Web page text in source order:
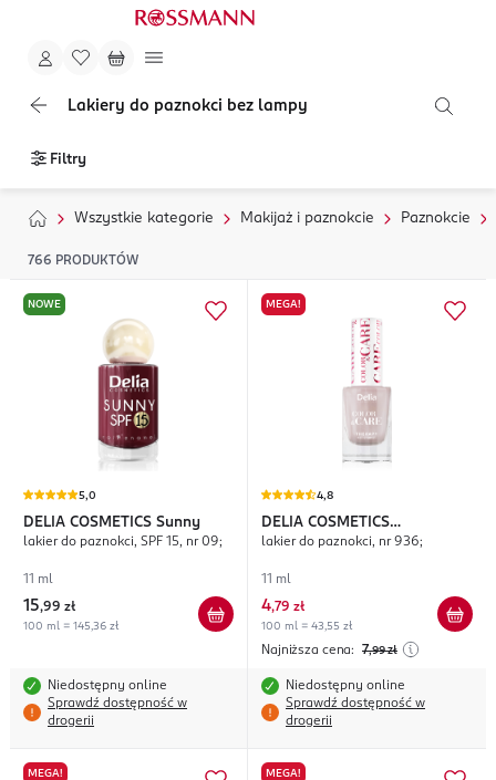
Lakiery do paznokci bez lampy
Filtry
Wszystkie kategorie Makijaż i paznokcie Paznokcie
766 PRODUKTÓW
NOWE
5,0
DELIA COSMETICS Sunny
lakier do paznokci, SPF 15, nr 09;
11 ml
15,99 zł
100 ml = 145,36 zł
Niedostępny online
Sprawdź dostępność w
drogerii
MEGA!
4,8
DELIA COSMETICS
Color&Care
lakier do paznokci, nr 936;
11 ml
4,79 zł
100 ml = 43,55 zł
Najniższa cena: 7,99 zł
Niedostępny online
Sprawdź dostępność w
drogerii
MEGA! MEGA!